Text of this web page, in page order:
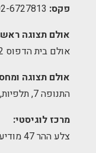
פקס:
אולם תצוגה
אולם בית הדפוס 12, ירושלים.
אולם תצוגה
התנופה 7, תלפיות, ירושלים.
מרכז לוגיסטי:
צלע ההר 47 מודיעין